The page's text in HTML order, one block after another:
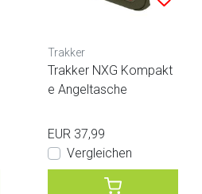
Trakker
Trakker NXG Kompakt
e Angeltasche
EUR 37,99
Vergleichen